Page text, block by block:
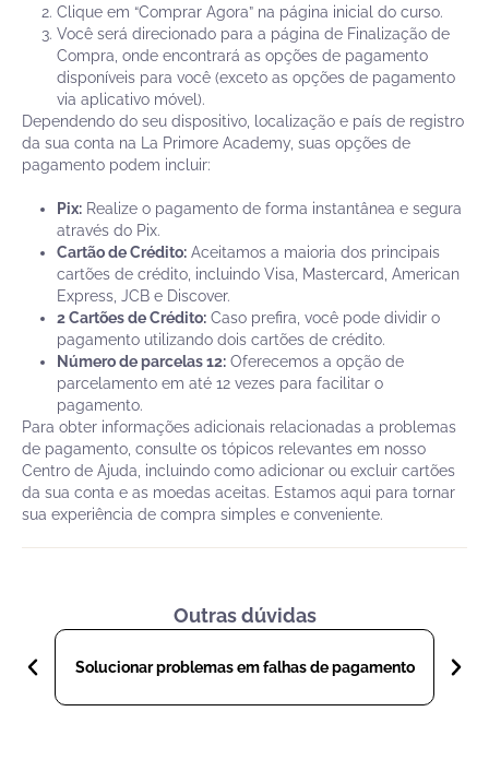
Clique em “Comprar Agora” na página inicial do curso.
Você será direcionado para a página de Finalização de
Compra, onde encontrará as opções de pagamento
disponíveis para você (exceto as opções de pagamento
via aplicativo móvel).
Dependendo do seu dispositivo, localização e país de registro
da sua conta na La Primore Academy, suas opções de
pagamento podem incluir:
Pix: Realize o pagamento de forma instantânea e segura
através do Pix.
Cartão de Crédito: Aceitamos a maioria dos principais
cartões de crédito, incluindo Visa, Mastercard, American
Express, JCB e Discover.
2 Cartões de Crédito: Caso prefira, você pode dividir o
pagamento utilizando dois cartões de crédito.
Número de parcelas 12: Oferecemos a opção de
parcelamento em até 12 vezes para facilitar o
pagamento.
Para obter informações adicionais relacionadas a problemas
de pagamento, consulte os tópicos relevantes em nosso
Centro de Ajuda, incluindo como adicionar ou excluir cartões
da sua conta e as moedas aceitas. Estamos aqui para tornar
sua experiência de compra simples e conveniente.
Outras dúvidas
Solucionar problemas em falhas de pagamento